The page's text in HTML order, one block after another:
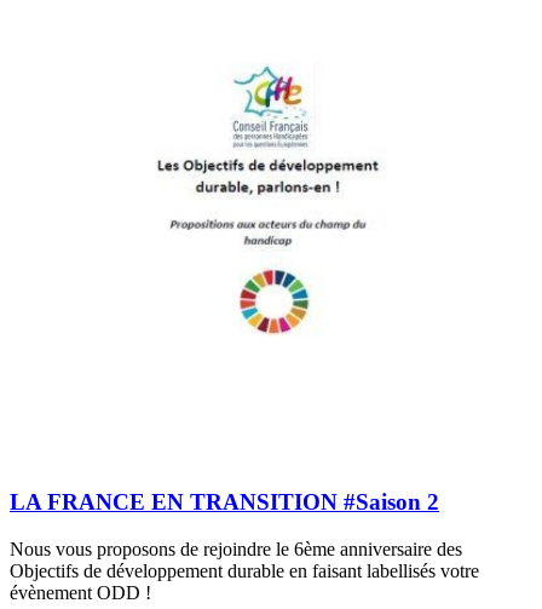
LA FRANCE EN TRANSITION #Saison 2
Nous vous proposons de rejoindre le 6ème anniversaire des
Objectifs de développement durable en faisant labellisés votre
évènement ODD !